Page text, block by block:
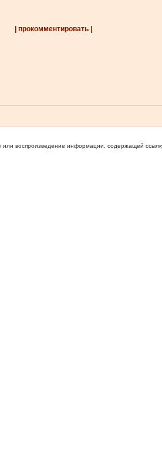
| прокомментировать |
или воспроизведение информации, содержащей